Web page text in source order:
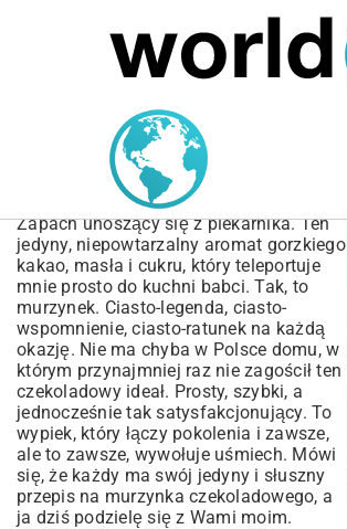
MARIUSZ ŁAMAGA 05.10.2025
Przepis na murzynka
czekoladowego –
wilgotny i puszysty klasyk
Zapach unoszący się z piekarnika. Ten
jedyny, niepowtarzalny aromat gorzkiego
kakao, masła i cukru, który teleportuje
mnie prosto do kuchni babci. Tak, to
murzynek. Ciasto-legenda, ciasto-
wspomnienie, ciasto-ratunek na każdą
okazję. Nie ma chyba w Polsce domu, w
którym przynajmniej raz nie zagościł ten
czekoladowy ideał. Prosty, szybki, a
jednocześnie tak satysfakcjonujący. To
wypiek, który łączy pokolenia i zawsze,
ale to zawsze, wywołuje uśmiech. Mówi
się, że każdy ma swój jedyny i słuszny
przepis na murzynka czekoladowego, a
ja dziś podzielę się z Wami moim.